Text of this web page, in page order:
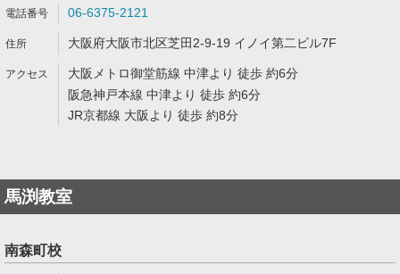
06-6375-2121
大阪府大阪市北区芝田2-9-19 イノイ第二ビル7F
大阪メトロ御堂筋線 中津より 徒歩 約6分
阪急神戸本線 中津より 徒歩 約6分
JR京都線 大阪より 徒歩 約8分
馬渕教室
南森町校